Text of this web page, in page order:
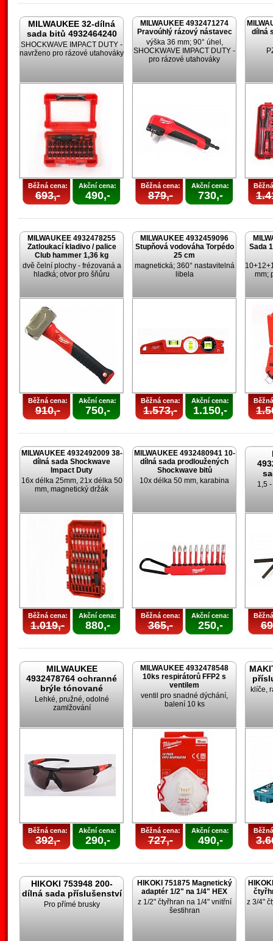
MILWAUKEE 32-dílná
sada bitů 4932464240
SHOCKWAVE IMPACT DUTY -
navrženo pro rázové utahováky
Běžná cena:
693,-
Akční cena:
490,-
MILWAUKEE 4932471274
Pravoúhlý rázový nástavec
výška 36 mm; 90° úhel,
SHOCKWAVE IMPACT DUTY -
pro rázové utahováky
Běžná cena:
879,-
Akční cena:
730,-
dílná
MILWAUKEE 4932478255
Zatloukací kladivo / palice
Club hammer 1,36 kg
dvě čelní plochy - frézovaná a
hladká; otvor pro šňůru
Běžná cena:
910,-
Akční cena:
750,-
MILWAUKEE 4932459096
Stupňová vodováha Torpédo
25 cm
magnetická; 360° nastavitelná
libela
Běžná cena:
1.573,-
Akční cena:
1.150,-
Sada
mm;
MILWAUKEE 4932492009 38-
dílná sada Shockwave
Impact Duty
16x délka 25mm, 21x délka 50
mm, magnetický držák
Běžná cena:
1.019,-
Akční cena:
880,-
MILWAUKEE 4932480941 10-
dílná sada prodloužených
Shockwave bitů
10x délka 50 mm, karabina
Běžná cena:
365,-
Akční cena:
250,-
1,5
MILWAUKEE
4932478764 ochranné
brýle tónované
Lehké, pružné, odolné
zamlžování
Běžná cena:
392,-
Akční cena:
290,-
MILWAUKEE 4932478548
10ks respirátorů FFP2 s
ventilem
ventil pro snadné dýchání,
balení 10 ks
Běžná cena:
727,-
Akční cena:
490,-
klíče,
HIKOKI 753948 200-
dílná sada příslušenství
Pro přímé brusky
HIKOKI 751875 Magnetický
adaptér 1/2" na 1/4" HEX
z 1/2" čtyřhran na 1/4" vnitřní
šestihran
z 3/4"